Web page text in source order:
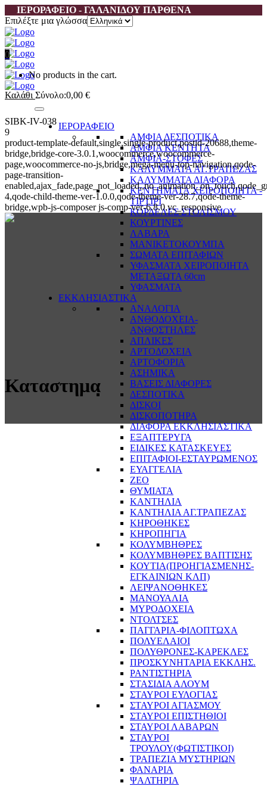
ΙΕΡΟΡΑΦΕΙΟ - ΓΑΛΑΝΙΔΟΥ ΠΑΡΘΕΝΑ
Επιλέξτε μια γλώσσα
0
No products in the cart.
Καλάθι Σύνολο:0,00 €
ΙΕΡΟΡΑΦΕΙΟ
ΑΜΦΙΑ ΔΕΣΠΟΤΙΚΑ
ΑΜΦΙΑ ΚΕΝΤΗΤΑ
ΑΜΦΙΑ-ΣΤΟΦΕΣ
ΚΑΛΥΜΜΑΤΑ ΑΓ.ΤΡΑΠΕΖΑΣ
ΚΑΛΥΜΜΑΤΑ ΔΙΑΦΟΡΑ
ΚΕΝΤΗΜΑΤΑ ΧΕΙΡΟΠΟΙΗΤΑ -
ΤΙΡΤΙΡΙ
ΚΟΡΔΕΛΕΣ ΣΤΟΛΙΣΜΟΥ
ΚΟΥΡΤΙΝΕΣ
ΛΑΒΑΡΑ
ΜΑΝΙΚΕΤΟΚΟΥΜΠΑ
ΣΩΜΑΤΑ ΕΠΙΤΑΦΙΩΝ
ΥΦΑΣΜΑΤΑ ΧΕΙΡΟΠΟΙΗΤΑ
ΜΕΤΑΞΩΤΑ 60cm
ΥΦΑΣΜΑΤΑ
ΕΚΚΛΗΣΙΑΣΤΙΚΑ
ΑΝΑΛΟΓΙΑ
ΑΝΘΟΔΟΧΕΙΑ-
ΑΝΘΟΣΤΗΛΕΣ
ΑΠΛΙΚΕΣ
ΑΡΤΟΔΟΧΕΙΑ
ΑΡΤΟΦΟΡΙΑ
ΑΣΗΜΙΚΑ
ΒΑΣΕΙΣ ΔΙΑΦΟΡΕΣ
ΔΕΣΠΟΤΙΚΑ
ΔΙΣΚΟΙ
ΔΙΣΚΟΠΟΤΗΡΑ
ΔΙΑΦΟΡΑ ΕΚΚΛΗΣΙΑΣΤΙΚΑ
ΕΞΑΠΤΕΡΥΓΑ
ΕΙΔΙΚΕΣ ΚΑΤΑΣΚΕΥΕΣ
ΕΠΙΤΑΦΙΟΙ-ΕΣΤΑΥΡΩΜΕΝΟΣ
ΕΥΑΓΓΕΛΙΑ
ΖΕΟ
ΘΥΜΙΑΤΑ
ΚΑΝΤΗΛΙΑ
ΚΑΝΤΗΛΙΑ ΑΓ.ΤΡΑΠΕΖΑΣ
ΚΗΡΟΘΗΚΕΣ
ΚΗΡΟΠΗΓΙΑ
ΚΟΛΥΜΒΗΘΡΕΣ
ΚΟΛΥΜΒΗΘΡΕΣ ΒΑΠΤΙΣΗΣ
ΚΟΥΤΙΑ(ΠΡΟΗΓΙΑΣΜΕΝΗΣ-
ΕΓΚΑΙΝΙΩΝ ΚΛΠ)
ΛΕΙΨΑΝΟΘΗΚΕΣ
ΜΑΝΟΥΑΛΙΑ
ΜΥΡΟΔΟΧΕΙΑ
ΝΤΟΛΤΣΕΣ
ΠΑΓΓΑΡΙΑ-ΦΙΛΟΠΤΩΧΑ
ΠΟΛΥΕΛΑΙΟΙ
ΠΟΛΥΘΡΟΝΕΣ-ΚΑΡΕΚΛΕΣ
ΠΡΟΣΚΥΝΗΤΑΡΙΑ ΕΚΚΛΗΣ.
ΡΑΝΤΙΣΤΗΡΙΑ
ΣΤΑΣΙΔΙΑ ΑΛΟΥΜ
ΣΤΑΥΡΟΙ ΕΥΛΟΓΙΑΣ
ΣΤΑΥΡΟΙ ΑΓΙΑΣΜΟΥ
ΣΤΑΥΡΟΙ ΕΠΙΣΤΗΘΙΟΙ
ΣΤΑΥΡΟΙ ΛΑΒΑΡΩΝ
ΣΤΑΥΡΟΙ
ΤΡΟΥΛΟΥ(ΦΩΤΙΣΤΙΚΟΙ)
ΤΡΑΠΕΖΙΑ ΜΥΣΤΗΡΙΩΝ
ΦΑΝΑΡΙΑ
ΨΑΛΤΗΡΙΑ
SIBK-IV-038
9
product-template-default,single,single-product,postid-20688,theme-
bridge,bridge-core-3.0.1,woocommerce,woocommerce-
page,woocommerce-no-js,bridge,mega-menu-top-navigation,qode-
page-transition-
4,qode-child-theme-ver-1.0.0,qode-theme-ver-28.7,qode-theme-
bridge,wpb-js-composer js-comp-ver-6.8.0,vc_responsive
Καταστημα